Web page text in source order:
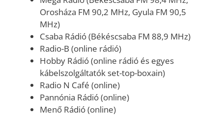
Orosháza FM 90,2 MHz, Gyula FM 90,5
MHz)
Csaba Rádió (Békéscsaba FM 88,9 MHz)
Radio-B (online rádió)
Hobby Rádió (online rádió és egyes
kábelszolgáltatók set-top-boxain)
Radio N Café (online)
Pannónia Rádió (online)
Menő Rádió (online)